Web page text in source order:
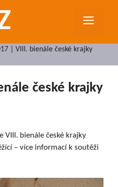
| VIII. bienále české krajky
české krajky
VIII. bienále české krajky
– více informací k soutěži